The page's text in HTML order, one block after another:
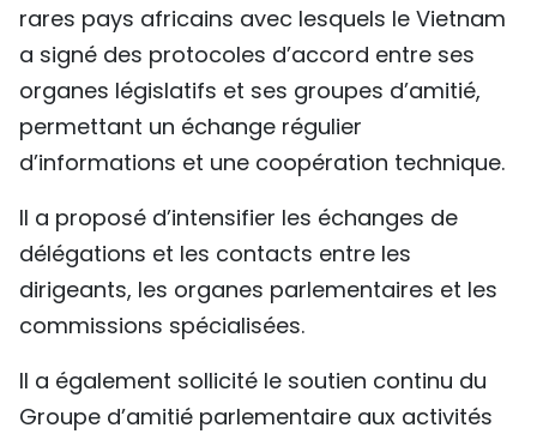
rares pays africains avec lesquels le Vietnam
a signé des protocoles d’accord entre ses
organes législatifs et ses groupes d’amitié,
permettant un échange régulier
d’informations et une coopération technique.
Il a proposé d’intensifier les échanges de
délégations et les contacts entre les
dirigeants, les organes parlementaires et les
commissions spécialisées.
Il a également sollicité le soutien continu du
Groupe d’amitié parlementaire aux activités